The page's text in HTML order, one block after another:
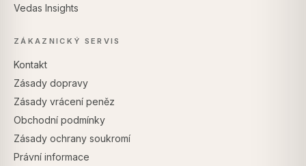
Vedas Insights
ZÁKAZNICKÝ SERVIS
Kontakt
Zásady dopravy
Zásady vrácení peněz
Obchodní podmínky
Zásady ochrany soukromí
Právní informace